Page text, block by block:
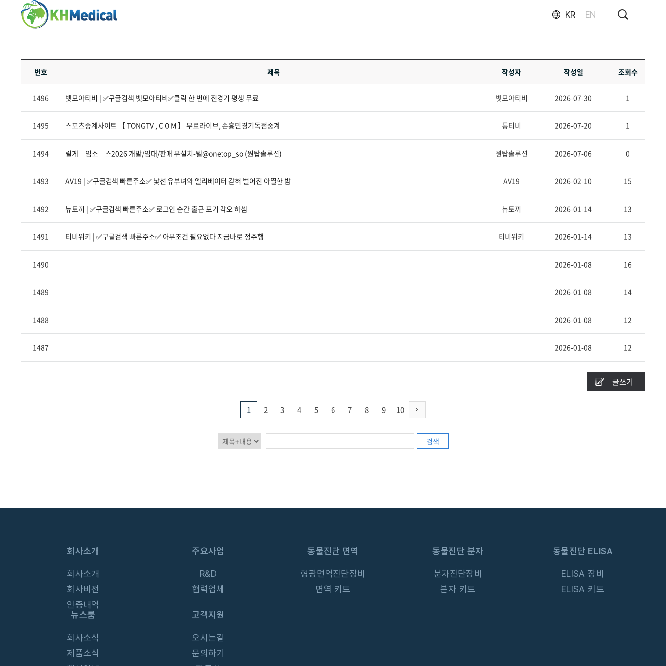
KR EN
번호 제목 작성자 작성일 조회수
1496 벳모아티비 | ✅구글검색 벳모아티비✅클릭 한 번에 전경기 평생 무료 벳모아티비 2026-07-30 1
1495 스포츠중계사이트 【 TONGTV , C O M 】 무료라이브, 손흥민경기독점중계 통티비 2026-07-20 1
1494 릴게 임소 스2026 개발/임대/판매 무설치-텔@onetop_so (원탑솔루션) 원탑솔루션 2026-07-06 0
1493 AV19 | ✅구글검색 빠른주소✅ 낯선 유부녀와 엘리베이터 갇혀 벌어진 아찔한 밤 AV19 2026-02-10 15
1492 뉴토끼 | ✅구글검색 빠른주소✅ 로그인 순간 출근 포기 각오 하셈 뉴토끼 2026-01-14 13
1491 티비위키 | ✅구글검색 빠른주소✅ 아무조건 필요없다 지금바로 정주행 티비위키 2026-01-14 13
1490 2026-01-08 16
1489 2026-01-08 14
1488 2026-01-08 12
1487 2026-01-08 12
글쓰기
1 2 3 4 5 6 7 8 9 10
검색
회사소개
회사소개
회사비전
인증내역
주요사업
R&D
협력업체
동물진단 면역
형광면역진단장비
면역 키트
동물진단 분자
분자진단장비
분자 키트
동물진단 ELISA
ELISA 장비
ELISA 키트
뉴스룸
회사소식
제품소식
고객지원
오시는길
문의하기